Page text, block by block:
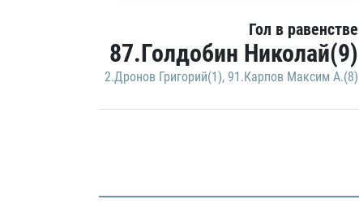
Гол в равенстве
87.Голдобин Николай(9)
2.Дронов Григорий(1), 91.Карпов Максим А.(8)